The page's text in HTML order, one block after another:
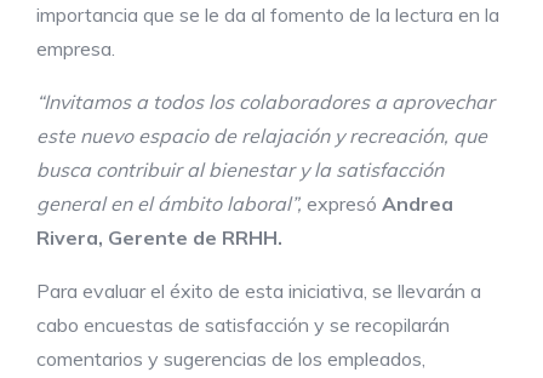
importancia que se le da al fomento de la lectura en la
empresa.
“Invitamos a todos los colaboradores a aprovechar
este nuevo espacio de relajación y recreación, que
busca contribuir al bienestar y la satisfacción
general en el ámbito laboral”, expresó Andrea
Rivera, Gerente de RRHH.
Para evaluar el éxito de esta iniciativa, se llevarán a
cabo encuestas de satisfacción y se recopilarán
comentarios y sugerencias de los empleados,